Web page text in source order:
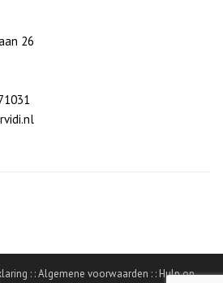
26
: :Algemene voorwaarden : : Hulp op